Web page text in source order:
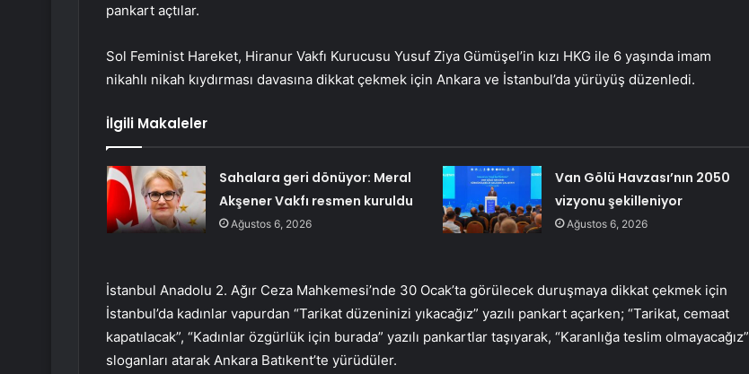
pankart açtılar.
Sol Feminist Hareket, Hiranur Vakfı Kurucusu Yusuf Ziya Gümüşel’in kızı HKG ile 6 yaşında imam
nikahlı nikah kıydırması davasına dikkat çekmek için Ankara ve İstanbul’da yürüyüş düzenledi.
İlgili Makaleler
Sahalara geri dönüyor: Meral
Akşener Vakfı resmen kuruldu
Ağustos 6, 2026
Van Gölü Havzası’nın 2050
vizyonu şekilleniyor
Ağustos 6, 2026
İstanbul Anadolu 2. Ağır Ceza Mahkemesi’nde 30 Ocak’ta görülecek duruşmaya dikkat çekmek için
İstanbul’da kadınlar vapurdan “Tarikat düzeninizi yıkacağız” yazılı pankart açarken; “Tarikat, cemaat
kapatılacak”, “Kadınlar özgürlük için burada” yazılı pankartlar taşıyarak, “Karanlığa teslim olmayacağız”
sloganları atarak Ankara Batıkent’te yürüdüler.